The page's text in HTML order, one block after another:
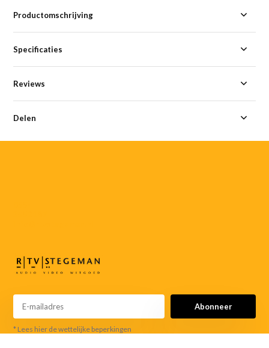
Productomschrijving
Specificaties
Reviews
Delen
Abonneer
* Lees hier de wettelijke beperkingen